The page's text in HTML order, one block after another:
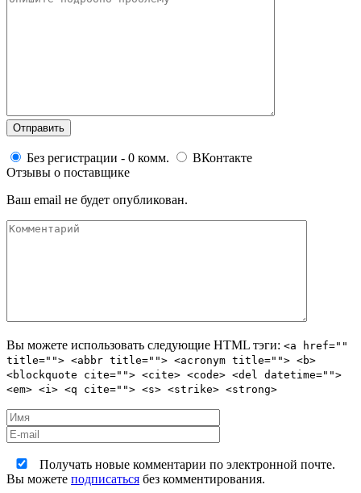
Без регистрации - 0 комм.
ВКонтакте
Отзывы о поставщике
Ваш email не будет опубликован.
Вы можете использовать следующие HTML тэги: <a href=""
title=""> <abbr title=""> <acronym title=""> <b>
<blockquote cite=""> <cite> <code> <del datetime="">
<em> <i> <q cite=""> <s> <strike> <strong>
Получать новые комментарии по электронной почте.
Вы можете подписаться без комментирования.